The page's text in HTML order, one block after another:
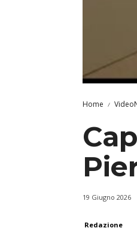
Home
19 Giugno 2026
Redazione